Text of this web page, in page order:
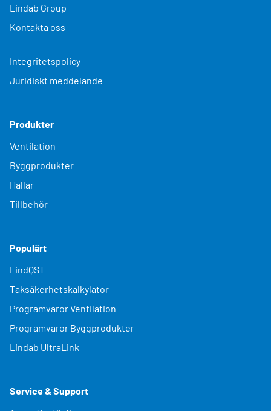
Lindab Group
Kontakta oss
Integritetspolicy
Juridiskt meddelande
Produkter
Ventilation
Byggprodukter
Hallar
Tillbehör
Populärt
LindQST
Taksäkerhetskalkylator
Programvaror Ventilation
Programvaror Byggprodukter
Lindab UltraLink
Service & Support